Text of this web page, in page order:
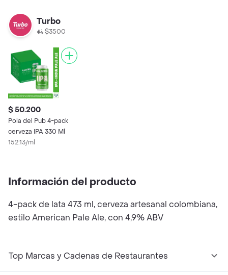
Turbo
$3500
$ 50.200
Pola del Pub 4-pack
cerveza IPA 330 Ml
152.13/ml
Información del producto
4-pack de lata 473 ml, cerveza artesanal colombiana,
estilo American Pale Ale, con 4,9% ABV
Top Marcas y Cadenas de Restaurantes